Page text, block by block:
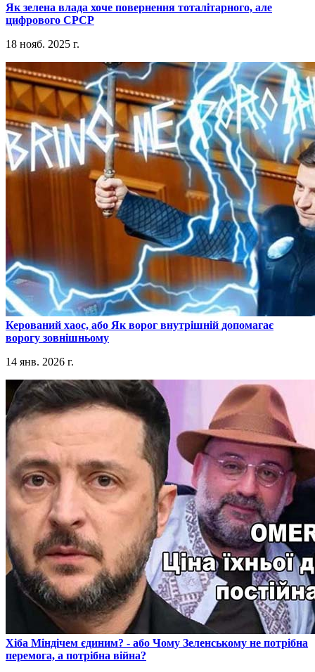
​Як зелена влада хоче повернення тоталітарного, але
цифрового СРСР
18 нояб. 2025 г.
​Керований хаос, або Як ворог внутрішній допомагає
ворогу зовнішньому
14 янв. 2026 г.
​Хіба Міндічем єдиним? - або Чому Зеленському не потрібна
перемога, а потрібна війна?